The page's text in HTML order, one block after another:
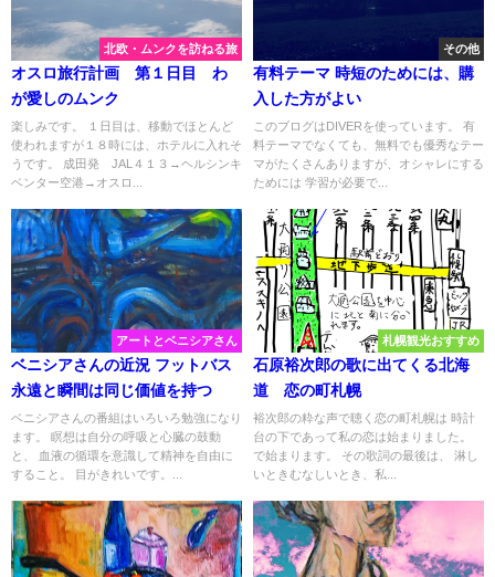
北欧・ムンクを訪ねる旅
オスロ旅行計画 第１日目 わ
が愛しのムンク
楽しみです。 １日目は、移動でほとんど
使われますが１８時には、ホテルに入れそ
うです。 成田発 JAL４１３→ヘルシンキ
ベンター空港→オスロ...
その他
有料テーマ 時短のためには、購
入した方がよい
このブログはDIVERを使っています。 有
料テーマでなくても、無料でも優秀なテー
マがたくさんありますが、オシャレにする
ためには 学習が必要で...
アートとベニシアさん
ベニシアさんの近況 フットバス
永遠と瞬間は同じ価値を持つ
ベニシアさんの番組はいろいろ勉強になり
ます。 瞑想は自分の呼吸と心臓の鼓動
と、 血液の循環を意識して精神を自由に
すること。 目がきれいです。...
札幌観光おすすめ
石原裕次郎の歌に出てくる北海
道 恋の町札幌
裕次郎の粋な声で聴く恋の町札幌は 時計
台の下であって私の恋は始まりました。
で始まります。 その歌詞の最後は、 淋し
いときむなしいとき、私...